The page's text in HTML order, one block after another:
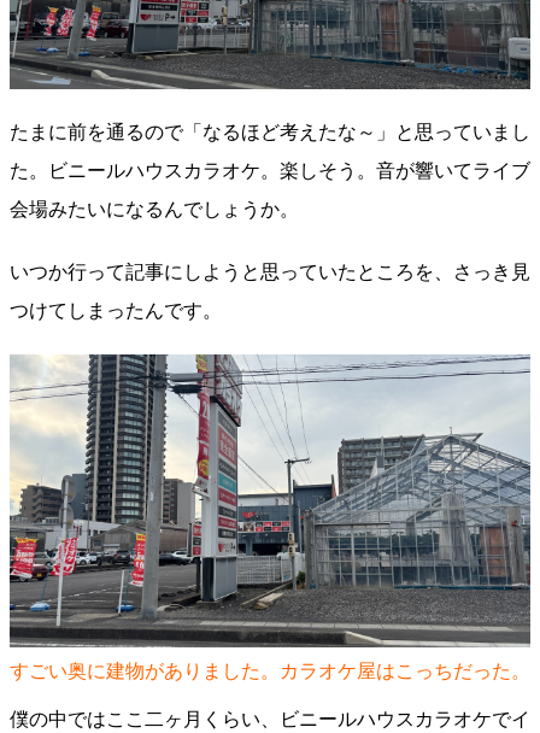
たまに前を通るので「なるほど考えたな～」と思っていまし
た。ビニールハウスカラオケ。楽しそう。音が響いてライブ
会場みたいになるんでしょうか。
いつか行って記事にしようと思っていたところを、さっき見
つけてしまったんです。
すごい奥に建物がありました。カラオケ屋はこっちだった。
僕の中ではここ二ヶ月くらい、ビニールハウスカラオケでイ